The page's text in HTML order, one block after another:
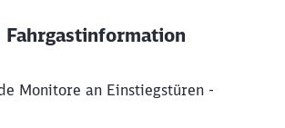
Monitore an Einstiegstüren -